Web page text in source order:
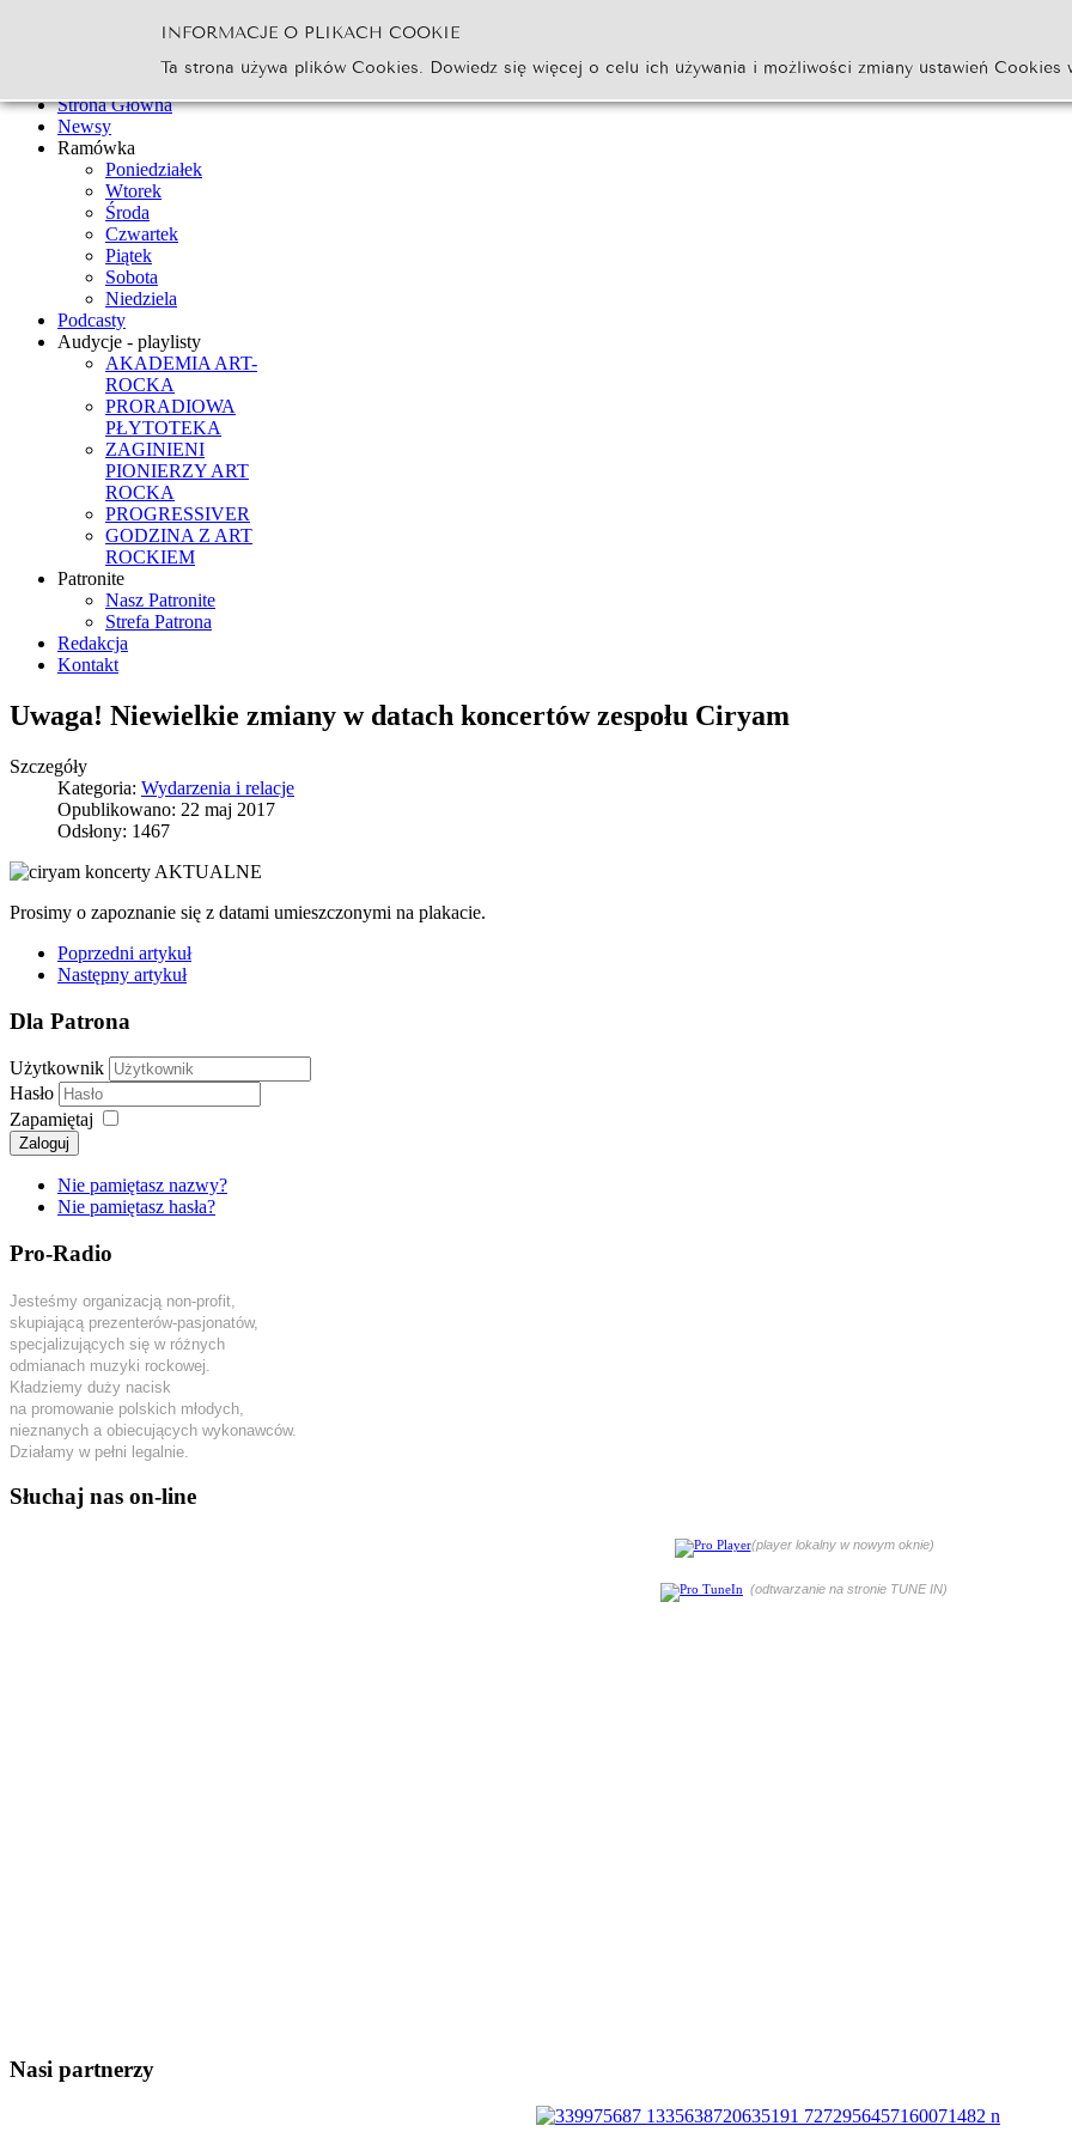
Go
Strona Główna
Newsy
Ramówka
Poniedziałek
Wtorek
Środa
Czwartek
Piątek
Sobota
Niedziela
Podcasty
Audycje - playlisty
AKADEMIA ART-
ROCKA
PRORADIOWA
PŁYTOTEKA
ZAGINIENI
PIONIERZY ART
ROCKA
PROGRESSIVER
GODZINA Z ART
ROCKIEM
Patronite
Nasz Patronite
Strefa Patrona
Redakcja
Kontakt
Uwaga! Niewielkie zmiany w datach koncertów zespołu Ciryam
Szczegóły
Kategoria: Wydarzenia i relacje
Opublikowano: 22 maj 2017
Odsłony: 1467
Prosimy o zapoznanie się z datami umieszczonymi na plakacie.
Poprzedni artykuł
Następny artykuł
Dla Patrona
Użytkownik
Hasło
Zapamiętaj
Zaloguj
Nie pamiętasz nazwy?
Nie pamiętasz hasła?
Pro-Radio
Jesteśmy organizacją non-profit,
skupiającą prezenterów-pasjonatów,
specjalizujących się w różnych
odmianach muzyki rockowej.
Kładziemy duży nacisk
na promowanie polskich młodych,
nieznanych a obiecujących wykonawców.
Działamy w pełni legalnie.
Słuchaj nas on-line
(player lokalny w nowym oknie)
(odtwarzanie na stronie TUNE IN)
Nasi partnerzy
INFORMACJE O PLIKACH COOKIE
Ta strona używa plików Cookies. Dowiedz się więcej o celu ich używania i możliwości zmiany ustawień Cookies